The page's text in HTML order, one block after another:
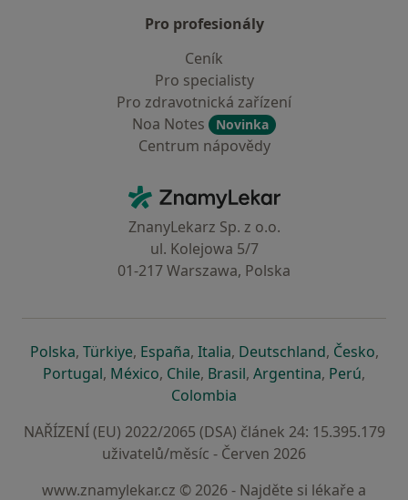
Pro profesionály
Ceník
Pro specialisty
Pro zdravotnická zařízení
Noa Notes
Novinka
Centrum nápovědy
ZnamyLekar - Hlavní stránka
ZnanyLekarz Sp. z o.o.
ul. Kolejowa 5/7
01-217 Warszawa, Polska
Polskase otevře v nové záložce
, Türkiyese otevře v nové záložce
, Españase otevře v nové záložce
, Italiase otevře v nové záložce
, Deutschlandse otevře v
, Českose
,
Portugalse otevře v nové záložce
, Méxicose otevře v nové záložce
, Chilese otevře v nové záložce
, Brasilse otevře v nové
, Argentinase otevře v
, Perúse
,
Colombia
NAŘÍZENÍ (EU) 2022/2065 (DSA) článek 24: 15.395.179
uživatelů/měsíc - Červen 2026
www.znamylekar.cz © 2026 - Najděte si lékaře a